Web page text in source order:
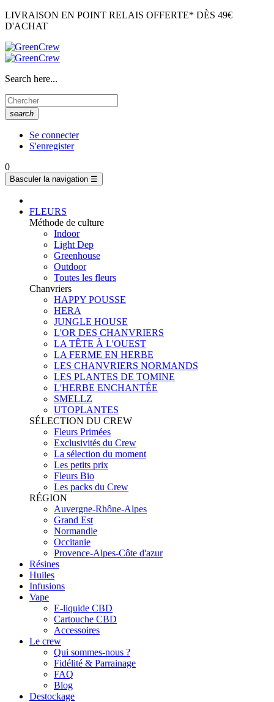
LIVRAISON EN POINT RELAIS OFFERTE* DÈS 49€
D'ACHAT
Search here...
search
Se connecter
S'enregister
0
Basculer la navigation ☰
FLEURS
Méthode de culture
Indoor
Light Dep
Greenhouse
Outdoor
Toutes les fleurs
Chanvriers
HAPPY POUSSE
HERA
JUNGLE HOUSE
L'OR DES CHANVRIERS
LA TÊTE À L'OUEST
LA FERME EN HERBE
LES CHANVRIERS NORMANDS
LES PLANTES DE TOMINE
L'HERBE ENCHANTÉE
SMELLZ
UTOPLANTES
SÉLECTION DU CREW
Fleurs Primées
Exclusivités du Crew
La sélection du moment
Les petits prix
Fleurs Bio
Les packs du Crew
RÉGION
Auvergne-Rhône-Alpes
Grand Est
Normandie
Occitanie
Provence-Alpes-Côte d'azur
Résines
Huiles
Infusions
Vape
E-liquide CBD
Cartouche CBD
Accessoires
Le crew
Qui sommes-nous ?
Fidélité & Parrainage
FAQ
Blog
Destockage